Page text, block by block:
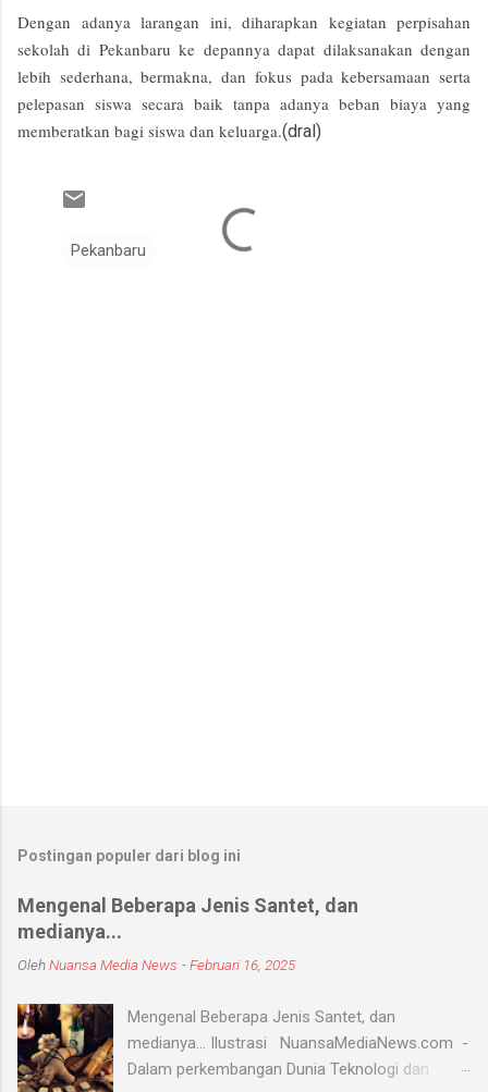
Dengan adanya larangan ini, diharapkan kegiatan perpisahan
sekolah di Pekanbaru ke depannya dapat dilaksanakan dengan
lebih sederhana, bermakna, dan fokus pada kebersamaan serta
pelepasan siswa secara baik tanpa adanya beban biaya yang
memberatkan bagi siswa dan keluarga.(dral)
Pekanbaru
Postingan populer dari blog ini
Mengenal Beberapa Jenis Santet, dan
medianya...
OlehNuansa Media News -Februari 16, 2025
Mengenal Beberapa Jenis Santet, dan
medianya... Ilustrasi NuansaMediaNews.com -
Dalam perkembangan Dunia Teknologi dan